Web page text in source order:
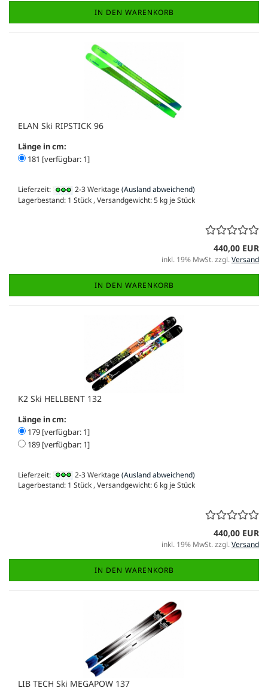
IN DEN WARENKORB
ELAN Ski RIPSTICK 96
Länge in cm:
181 [verfügbar: 1]
Lieferzeit: 2-3 Werktage(Ausland abweichend)
Lagerbestand: 1 Stück , Versandgewicht:5 kg je Stück
440,00 EUR
inkl. 19% MwSt. zzgl.Versand
IN DEN WARENKORB
K2 Ski HELLBENT 132
Länge in cm:
179 [verfügbar: 1]
189 [verfügbar: 1]
Lieferzeit: 2-3 Werktage(Ausland abweichend)
Lagerbestand: 1 Stück , Versandgewicht:6 kg je Stück
440,00 EUR
inkl. 19% MwSt. zzgl.Versand
IN DEN WARENKORB
LIB TECH Ski MEGAPOW 137